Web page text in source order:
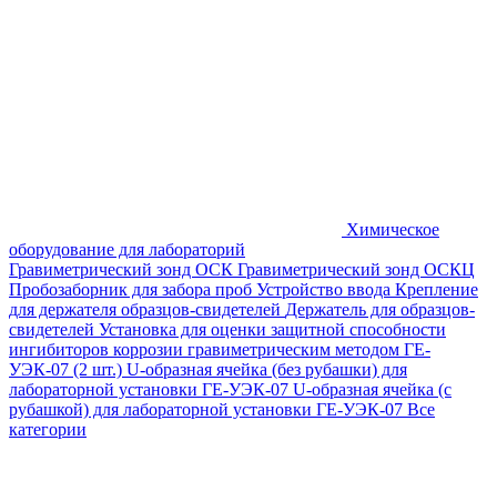
Химическое
оборудование для лабораторий
Гравиметрический зонд ОСК Гравиметрический зонд ОСКЦ
Пробозаборник для забора проб Устройство ввода Крепление
для держателя образцов-свидетелей Держатель для образцов-
свидетелей Установка для оценки защитной способности
ингибиторов коррозии гравиметрическим методом ГЕ-
УЭК-07 (2 шт.) U-образная ячейка (без рубашки) для
лабораторной установки ГЕ-УЭК-07 U-образная ячейка (с
рубашкой) для лабораторной установки ГЕ-УЭК-07 Все
категории